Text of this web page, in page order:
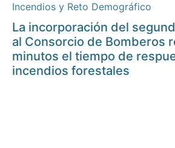
Incendios y Reto Demográfico
La incorporación del
al Consorcio de Bomberos
minutos el tiempo de
incendios forestales